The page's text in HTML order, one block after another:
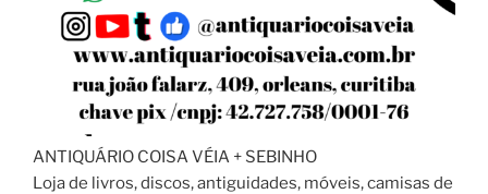
ANTIQUÁRIO COISA VÉIA + SEBINHO
Loja de livros, discos, antiguidades, móveis, camisas de